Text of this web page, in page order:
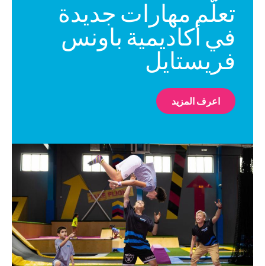
تعلّم مهارات جديدة
في أكاديمية باونس
فريستايل
اعرف المزيد